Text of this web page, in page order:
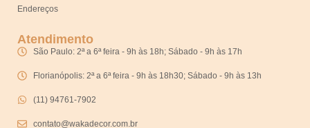
Endereços
Atendimento
São Paulo: 2ª a 6ª feira - 9h às 18h; Sábado - 9h às 17h
Florianópolis: 2ª a 6ª feira - 9h às 18h30; Sábado - 9h às 13h
(11) 94761-7902
contato@wakadecor.com.br